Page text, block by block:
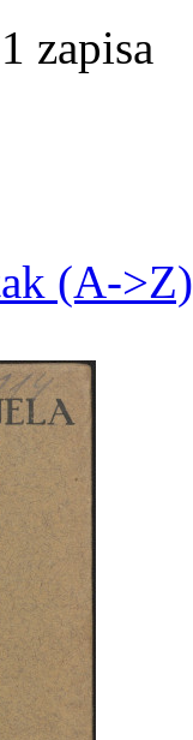
zapisa
(A->Z)